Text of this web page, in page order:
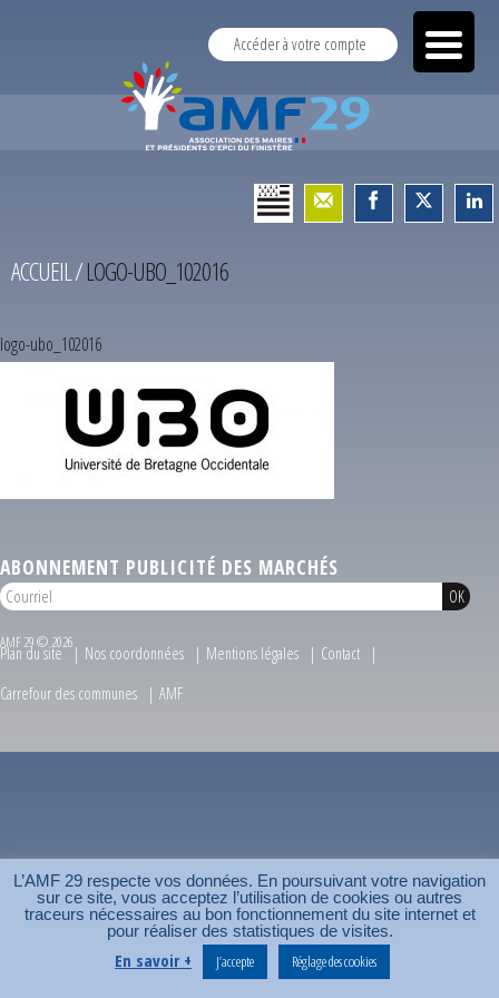
Accéder à votre compte
ACCUEIL/LOGO-UBO_102016
logo-ubo_102016
ABONNEMENT PUBLICITÉ DES MARCHÉS
AMF 29 © 2026
Plan du site Nos coordonnées Mentions légales
Contact
Carrefour des communes
AMF
L’AMF 29 respecte vos données. En poursuivant votre navigation
sur ce site, vous acceptez l’utilisation de cookies ou autres
traceurs nécessaires au bon fonctionnement du site internet et
pour réaliser des statistiques de visites.
En savoir + J’accepte Réglage des cookies